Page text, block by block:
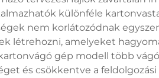
különféle
nem korlátozódnak
létrehozni, amelyeket
gép modell több
és csökkentve a